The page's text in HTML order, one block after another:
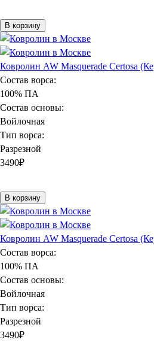
В корзину
Ковролин AW Masquerade Certosa
Состав ворса:
100% ПА
Состав основы:
Войлочная
Тип ворса:
Разрезной
3490₽
В корзину
Ковролин AW Masquerade Certosa
Состав ворса:
100% ПА
Состав основы:
Войлочная
Тип ворса:
Разрезной
3490₽